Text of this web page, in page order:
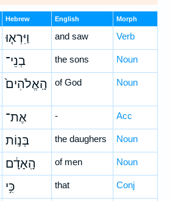
Hebrew English Morph
וַיִּרְא֤וּ and saw Verb
בְנֵי־ the sons Noun
הָֽאֱלֹהִים֙ of God Noun
אֶת־ - Acc
בְּנ֣וֹת the daughers Noun
הָֽאָדָ֔ם of men Noun
כִּ֥י that Conj